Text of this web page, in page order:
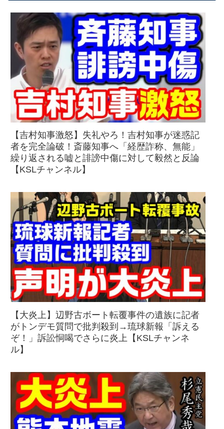
【吉村知事激怒】失礼やろ！吉村知事が迷惑記
者を完全論破！斎藤知事へ「経歴詐称、無能」
繰り返される嘘と誹謗中傷に対して毅然と反論
【KSLチャンネル】
【大炎上】辺野古ボート転覆事件の遺族に記者
がトンデモ質問で批判殺到→琉球新報「訴える
ぞ！」訴訟恫喝でさらに炎上【KSLチャンネ
ル】